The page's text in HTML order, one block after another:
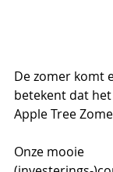
De zomer komt
betekent dat
Apple Tree
Onze mooie